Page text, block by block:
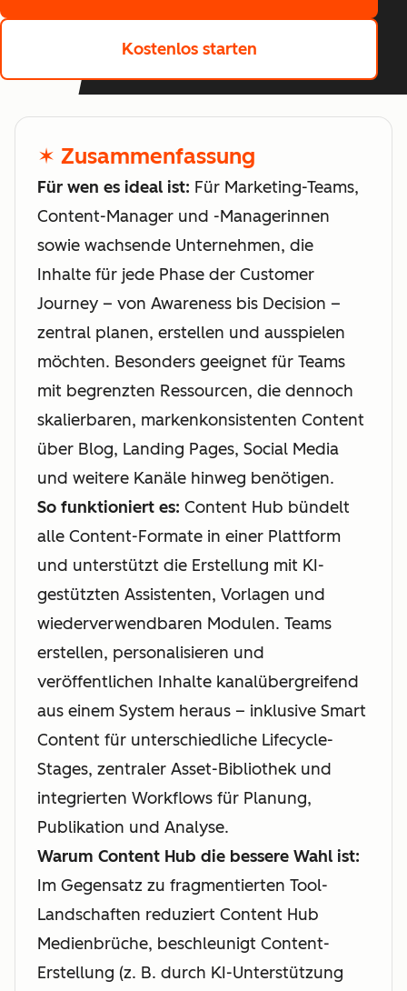
Kostenlos starten
✶ Zusammenfassung
Für wen es ideal ist: Für Marketing-Teams,
Content-Manager und -Managerinnen
sowie wachsende Unternehmen, die
Inhalte für jede Phase der Customer
Journey – von Awareness bis Decision –
zentral planen, erstellen und ausspielen
möchten. Besonders geeignet für Teams
mit begrenzten Ressourcen, die dennoch
skalierbaren, markenkonsistenten Content
über Blog, Landing Pages, Social Media
und weitere Kanäle hinweg benötigen.
So funktioniert es: Content Hub bündelt
alle Content-Formate in einer Plattform
und unterstützt die Erstellung mit KI-
gestützten Assistenten, Vorlagen und
wiederverwendbaren Modulen. Teams
erstellen, personalisieren und
veröffentlichen Inhalte kanalübergreifend
aus einem System heraus – inklusive Smart
Content für unterschiedliche Lifecycle-
Stages, zentraler Asset-Bibliothek und
integrierten Workflows für Planung,
Publikation und Analyse.
Warum Content Hub die bessere Wahl ist:
Im Gegensatz zu fragmentierten Tool-
Landschaften reduziert Content Hub
Medienbrüche, beschleunigt Content-
Erstellung (z. B. durch KI-Unterstützung